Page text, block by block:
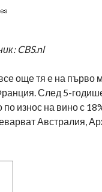
CBS.nl
още тя е на първо
След 5-
износ на вино с
Австралия,